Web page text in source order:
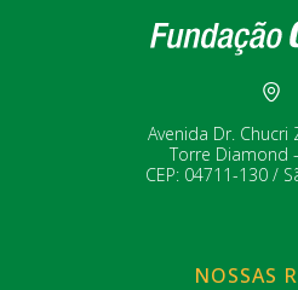
Avenida Dr. Chucri
Torre Diamond
CEP: 04711-130 /
NOSSAS